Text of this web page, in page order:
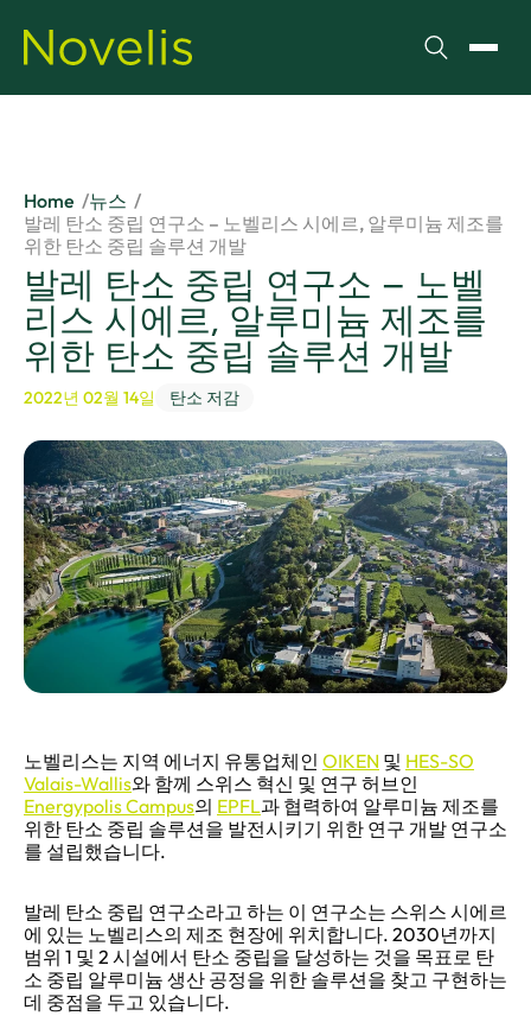
검색 메뉴
Home
뉴스
발레 탄소 중립 연구소 – 노벨리스 시에르, 알루미늄 제조를
위한 탄소 중립 솔루션 개발
발레 탄소 중립 연구소 – 노벨
리스 시에르, 알루미늄 제조를
위한 탄소 중립 솔루션 개발
2022년 02월 14일 탄소 저감
노벨리스는 지역 에너지 유통업체인 OIKEN 및 HES-SO
Valais-Wallis와 함께 스위스 혁신 및 연구 허브인
Energypolis Campus의 EPFL과 협력하여 알루미늄 제조를
위한 탄소 중립 솔루션을 발전시키기 위한 연구 개발 연구소
를 설립했습니다.
발레 탄소 중립 연구소라고 하는 이 연구소는 스위스 시에르
에 있는 노벨리스의 제조 현장에 위치합니다. 2030년까지
범위 1 및 2 시설에서 탄소 중립을 달성하는 것을 목표로 탄
소 중립 알루미늄 생산 공정을 위한 솔루션을 찾고 구현하는
데 중점을 두고 있습니다.